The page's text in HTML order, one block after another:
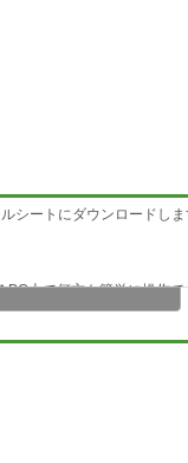
シートにダウンロードしま
PC上で何方も簡単に操作で